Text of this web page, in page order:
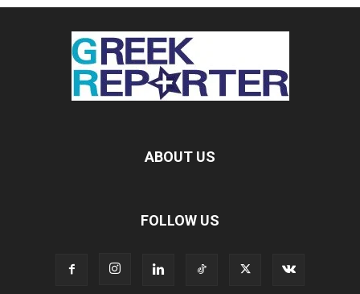
ABOUT US
FOLLOW US